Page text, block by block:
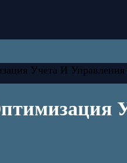
Учета И Управления